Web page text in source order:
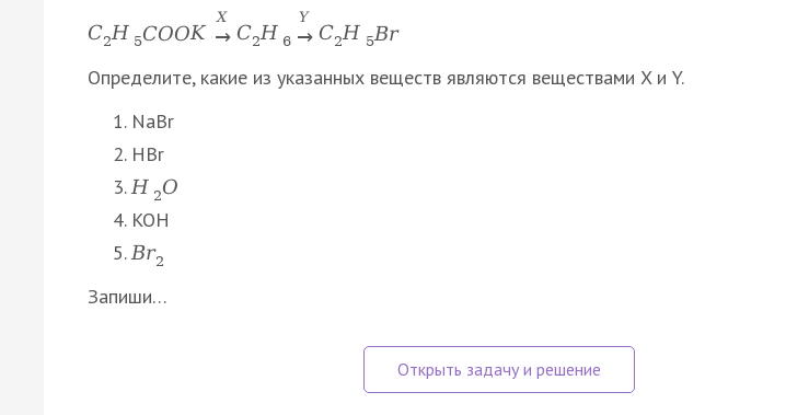
C2H 5COOK
X
→ C2H 6
Y
→ C2H 5Br
Определите, какие из указанных веществ являются веществами X и Y.
NaBr
HBr
H 2O
KOH
Br2
Запиши…